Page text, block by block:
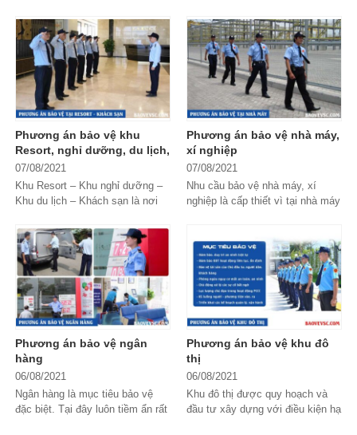
an ninh trật tự là do sử dụng lực
lượng Bảo...
sự thỏa mái, tự do khi mua sắm.
Để đảm...
Phương án bảo vệ khu
Resort, nghỉ dưỡng, du lịch,
khách sạn
07/08/2021
Khu Resort – Khu nghỉ dưỡng –
Khu du lịch – Khách sạn là nơi
dưỡng cho khách hàng. Ở đó
ngoài cảnh quan,...
Phương án bảo vệ nhà máy,
xí nghiệp
07/08/2021
Nhu cầu bảo vệ nhà máy, xí
nghiệp là cấp thiết vì tại nhà máy
lượng tài...
Phương án bảo vệ ngân
hàng
06/08/2021
Ngân hàng là mục tiêu bảo vệ
đặc biệt. Tại đây luôn tiềm ẩn rất
Phương án bảo vệ khu đô
thị
06/08/2021
Khu đô thị được quy hoạch và
đầu tư xây dựng với điều kiện hạ